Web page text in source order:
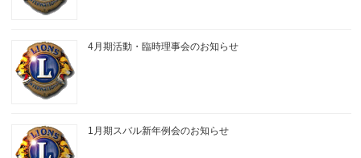
4月期活動・臨時理事会のお知らせ
1月期スバル新年例会のお知らせ